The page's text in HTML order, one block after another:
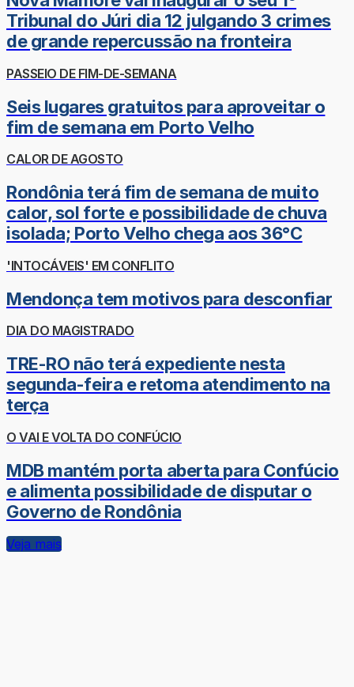
Tribunal do Júri dia 12 julgando 3 crimes
de grande repercussão na fronteira
PASSEIO DE FIM-DE-SEMANA
Seis lugares gratuitos para aproveitar o
fim de semana em Porto Velho
CALOR DE AGOSTO
Rondônia terá fim de semana de muito
calor, sol forte e possibilidade de chuva
isolada; Porto Velho chega aos 36°C
'INTOCÁVEIS' EM CONFLITO
Mendonça tem motivos para desconfiar
DIA DO MAGISTRADO
TRE-RO não terá expediente nesta
segunda-feira e retoma atendimento na
terça
O VAI E VOLTA DO CONFÚCIO
MDB mantém porta aberta para Confúcio
e alimenta possibilidade de disputar o
Governo de Rondônia
Veja mais